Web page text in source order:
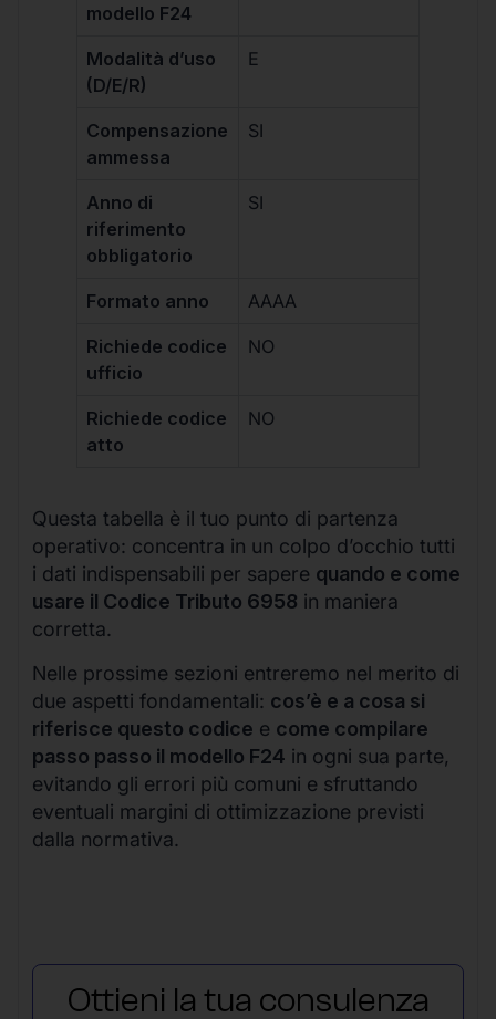
modello F24
Modalità d’uso
(D/E/R)
E
Compensazione
ammessa
SI
Anno di
riferimento
obbligatorio
SI
Formato anno AAAA
Richiede codice
ufficio
NO
Richiede codice
atto
NO
Questa tabella è il tuo punto di partenza
operativo: concentra in un colpo d’occhio tutti
i dati indispensabili per sapere quando e come
usare il Codice Tributo 6958 in maniera
corretta.
Nelle prossime sezioni entreremo nel merito di
due aspetti fondamentali: cos’è e a cosa si
riferisce questo codice e come compilare
passo passo il modello F24 in ogni sua parte,
evitando gli errori più comuni e sfruttando
eventuali margini di ottimizzazione previsti
dalla normativa.
Ottieni la tua consulenza